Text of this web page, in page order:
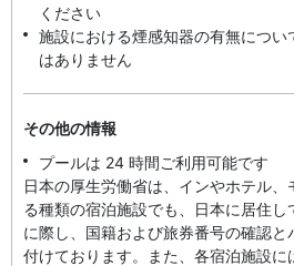
ください
施設における煙感知器の有無につ
はありません
その他の情報
プールは 24 時間ご利用可能です
日本の厚生労働省は、インやホテル
る種類の宿泊施設でも、日本に​居住
に際し、国籍および旅券番号の確認
付け​ております。また、各宿泊施設